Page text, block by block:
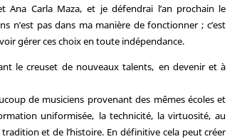
Carla Maza, et je défendrai l’an prochain le
n’est pas dans ma manière de fonctionner ; c’est
gérer ces choix en toute indépendance.
le creuset de nouveaux talents, en devenir et à
de musiciens provenant des mêmes écoles et
uniformisée, la technicité, la virtuosité, au
et de l’histoire. En définitive cela peut créer